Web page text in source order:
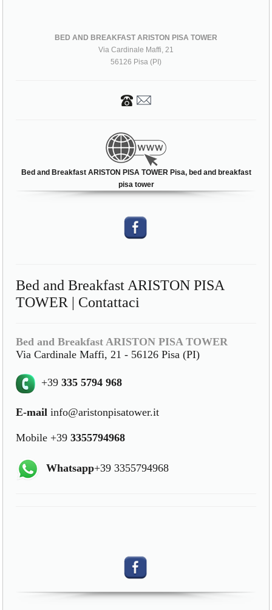
BED AND BREAKFAST ARISTON PISA TOWER
Via Cardinale Maffi, 21
56126 Pisa (PI)
Bed and Breakfast ARISTON PISA TOWER Pisa, bed and breakfast
pisa tower
Bed and Breakfast ARISTON PISA
TOWER | Contattaci
Bed and Breakfast ARISTON PISA TOWER
Via Cardinale Maffi, 21 - 56126 Pisa (PI)
+39335 5794 968
E-mail info@aristonpisatower.it
Mobile +393355794968
Whatsapp+39 3355794968